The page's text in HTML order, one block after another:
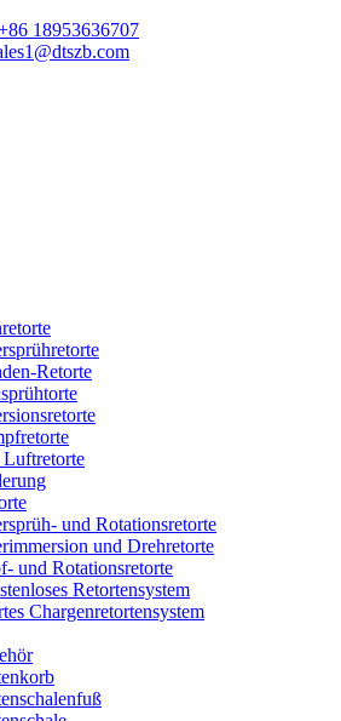
18953636707
Retorte
und Rotationsretorte
und Drehretorte
und Rotationsretorte
Retortensystem
Chargenretortensystem